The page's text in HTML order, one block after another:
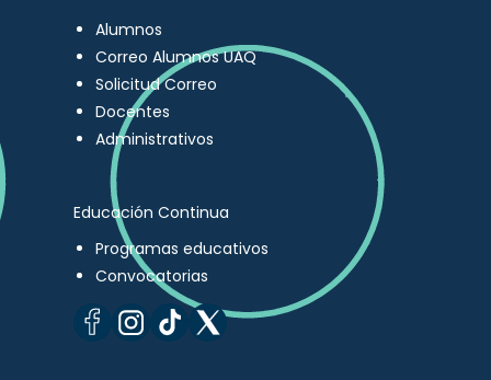
Alumnos
Correo Alumnos UAQ
Solicitud Correo
Docentes
Administrativos
Educación Continua
Programas educativos
Convocatorias